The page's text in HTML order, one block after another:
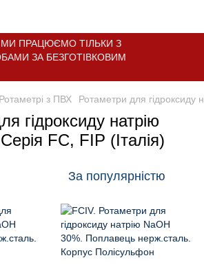
МИ ПРАЦЮЄМО ТІЛЬКИ З
ЗА БЕЗГОТІВКОВИМ
Ротаметрі з ПВХ Ротаметри для гідроксиду
гідроксиду натрію
FC, FIP (Італія)
За популярністю